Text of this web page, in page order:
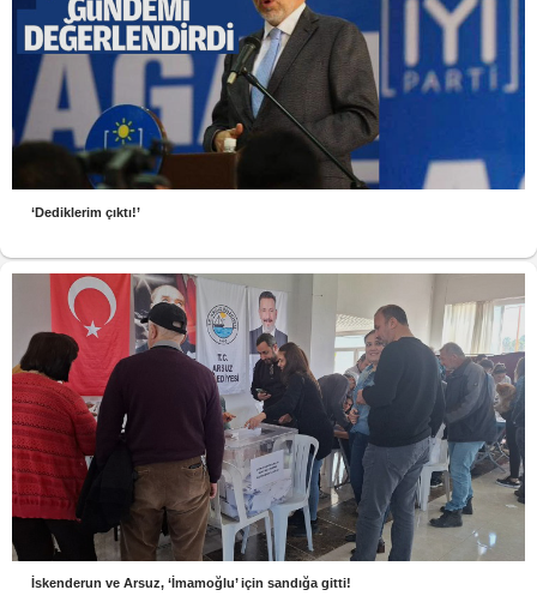
‘Dediklerim çıktı!’
İskenderun ve Arsuz, ‘İmamoğlu’ için sandığa gitti!